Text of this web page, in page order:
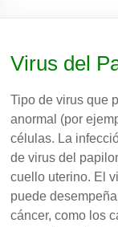
Virus del
Tipo de virus que
anormal (por
células. La
de virus del
cuello uterino. El
puede
cáncer, como los